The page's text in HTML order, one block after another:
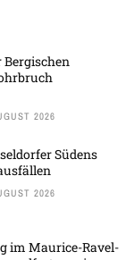
Bergischen
2026
Südens
2026
im Maurice-Ravel-